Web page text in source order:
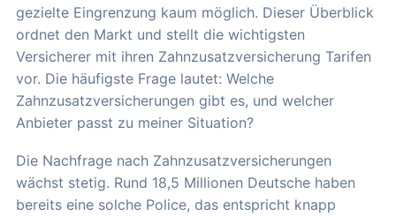
gezielte Eingrenzung kaum möglich. Dieser Überblick
ordnet den Markt und stellt die wichtigsten
Versicherer mit ihren Zahnzusatzversicherung Tarifen
vor. Die häufigste Frage lautet: Welche
Zahnzusatzversicherungen gibt es, und welcher
Anbieter passt zu meiner Situation?
Die Nachfrage nach Zahnzusatzversicherungen
wächst stetig. Rund 18,5 Millionen Deutsche haben
bereits eine solche Police, das entspricht knapp